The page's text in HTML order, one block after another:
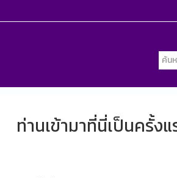
ท่านเข้ามาที่นี่เป็นครั้ง